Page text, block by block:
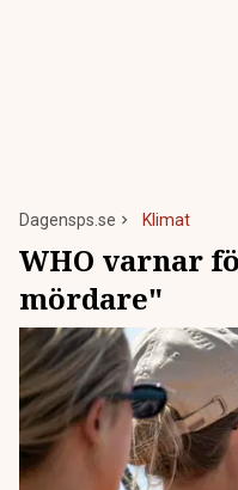
Dagensps.se Klimat
WHO varnar
mördare"